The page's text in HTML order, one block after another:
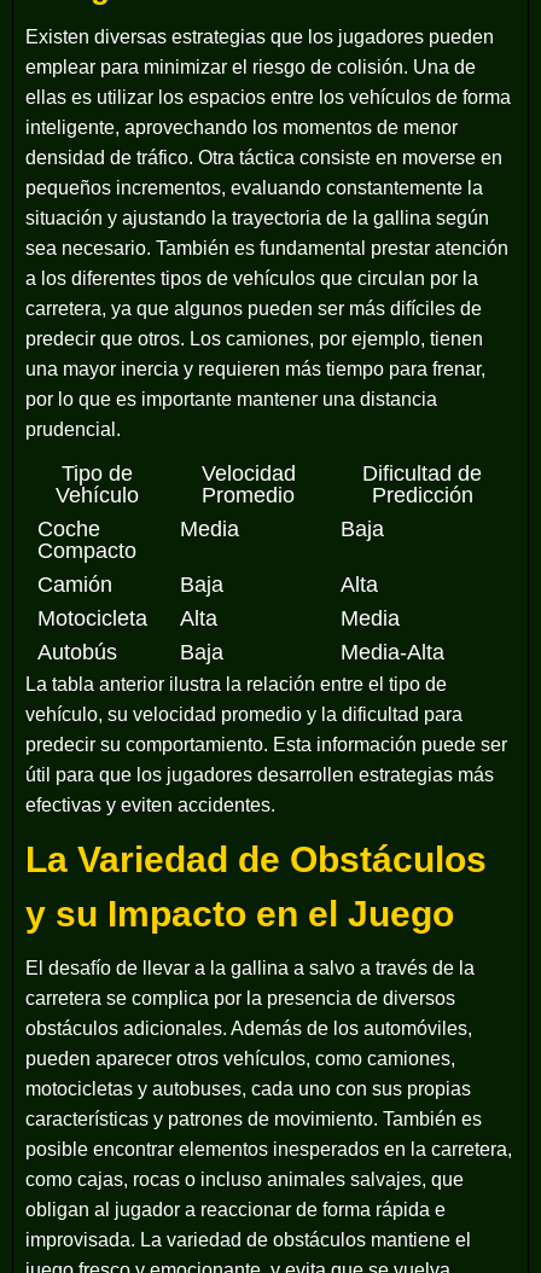
Existen diversas estrategias que los jugadores pueden
emplear para minimizar el riesgo de colisión. Una de
ellas es utilizar los espacios entre los vehículos de forma
inteligente, aprovechando los momentos de menor
densidad de tráfico. Otra táctica consiste en moverse en
pequeños incrementos, evaluando constantemente la
situación y ajustando la trayectoria de la gallina según
sea necesario. También es fundamental prestar atención
a los diferentes tipos de vehículos que circulan por la
carretera, ya que algunos pueden ser más difíciles de
predecir que otros. Los camiones, por ejemplo, tienen
una mayor inercia y requieren más tiempo para frenar,
por lo que es importante mantener una distancia
prudencial.
Tipo de
Vehículo
Velocidad
Promedio
Dificultad de
Predicción
Coche
Compacto
Media Baja
Camión Baja
Alta
Motocicleta
Alta
Media
Autobús
Baja Media-Alta
La tabla anterior ilustra la relación entre el tipo de
vehículo, su velocidad promedio y la dificultad para
predecir su comportamiento. Esta información puede ser
útil para que los jugadores desarrollen estrategias más
efectivas y eviten accidentes.
La Variedad de Obstáculos
y su Impacto en el Juego
El desafío de llevar a la gallina a salvo a través de la
carretera se complica por la presencia de diversos
obstáculos adicionales. Además de los automóviles,
pueden aparecer otros vehículos, como camiones,
motocicletas y autobuses, cada uno con sus propias
características y patrones de movimiento. También es
posible encontrar elementos inesperados en la carretera,
como cajas, rocas o incluso animales salvajes, que
obligan al jugador a reaccionar de forma rápida e
improvisada. La variedad de obstáculos mantiene el